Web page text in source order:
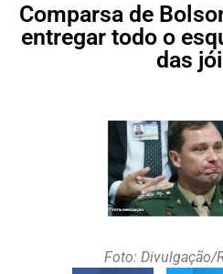
Comparsa de
entregar todo o
das
Foto: Divulgação/